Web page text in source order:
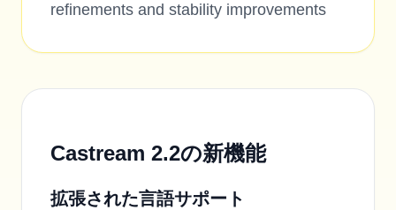
refinements and stability improvements
Castream 2.2の新機能
拡張された言語サポート